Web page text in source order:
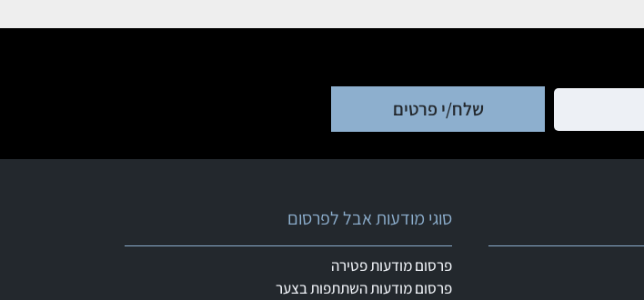
שלח/י פרטים
סוגי מודעות אבל לפרסום
פרסום מודעות פטירה
פרסום מודעות השתתפות בצער